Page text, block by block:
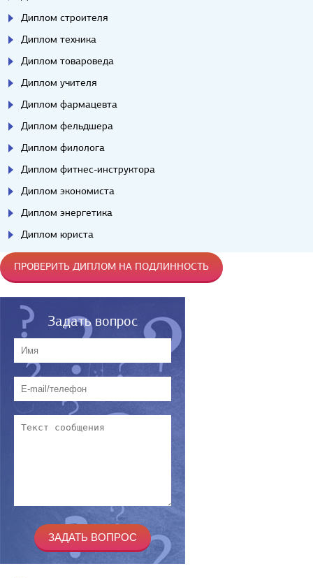
Диплом строителя
Диплом техника
Диплом товароведа
Диплом учителя
Диплом фармацевта
Диплом фельдшера
Диплом филолога
Диплом фитнес-инструктора
Диплом экономиста
Диплом энергетика
Диплом юриста
ПРОВЕРИТЬ ДИПЛОМ НА ПОДЛИННОСТЬ
Задать вопрос